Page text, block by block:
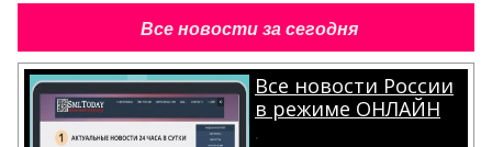
Все новости за сегодня
Все новости России
в режиме ОНЛАЙН
.